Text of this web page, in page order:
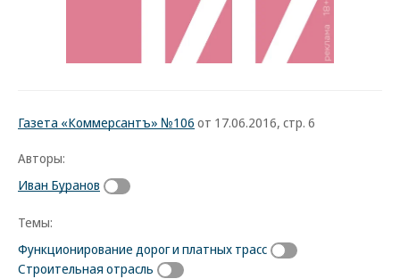
Газета «Коммерсантъ» №106 от 17.06.2016, стр. 6
Авторы:
Иван Буранов
Темы:
Функционирование дорог и платных трасс
Строительная отрасль